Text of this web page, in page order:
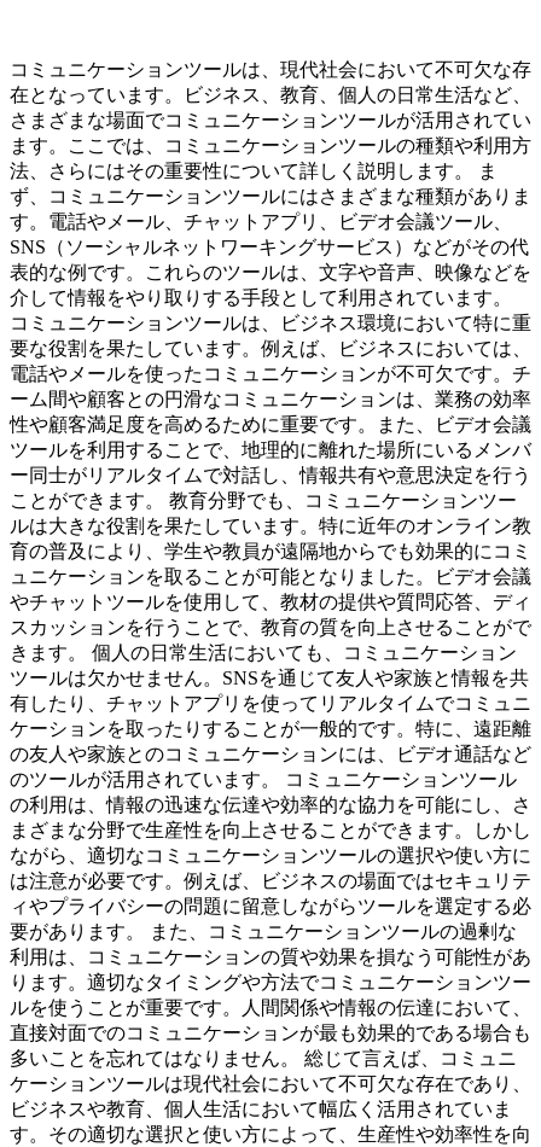
コミュニケーションツールは、現代社会において不可欠な存
在となっています。ビジネス、教育、個人の日常生活など、
さまざまな場面でコミュニケーションツールが活用されてい
ます。ここでは、コミュニケーションツールの種類や利用方
法、さらにはその重要性について詳しく説明します。 ま
ず、コミュニケーションツールにはさまざまな種類がありま
す。電話やメール、チャットアプリ、ビデオ会議ツール、
SNS（ソーシャルネットワーキングサービス）などがその代
表的な例です。これらのツールは、文字や音声、映像などを
介して情報をやり取りする手段として利用されています。
コミュニケーションツールは、ビジネス環境において特に重
要な役割を果たしています。例えば、ビジネスにおいては、
電話やメールを使ったコミュニケーションが不可欠です。チ
ーム間や顧客との円滑なコミュニケーションは、業務の効率
性や顧客満足度を高めるために重要です。また、ビデオ会議
ツールを利用することで、地理的に離れた場所にいるメンバ
ー同士がリアルタイムで対話し、情報共有や意思決定を行う
ことができます。 教育分野でも、コミュニケーションツー
ルは大きな役割を果たしています。特に近年のオンライン教
育の普及により、学生や教員が遠隔地からでも効果的にコミ
ュニケーションを取ることが可能となりました。ビデオ会議
やチャットツールを使用して、教材の提供や質問応答、ディ
スカッションを行うことで、教育の質を向上させることがで
きます。 個人の日常生活においても、コミュニケーション
ツールは欠かせません。SNSを通じて友人や家族と情報を共
有したり、チャットアプリを使ってリアルタイムでコミュニ
ケーションを取ったりすることが一般的です。特に、遠距離
の友人や家族とのコミュニケーションには、ビデオ通話など
のツールが活用されています。 コミュニケーションツール
の利用は、情報の迅速な伝達や効率的な協力を可能にし、さ
まざまな分野で生産性を向上させることができます。しかし
ながら、適切なコミュニケーションツールの選択や使い方に
は注意が必要です。例えば、ビジネスの場面ではセキュリテ
ィやプライバシーの問題に留意しながらツールを選定する必
要があります。 また、コミュニケーションツールの過剰な
利用は、コミュニケーションの質や効果を損なう可能性があ
ります。適切なタイミングや方法でコミュニケーションツー
ルを使うことが重要です。人間関係や情報の伝達において、
直接対面でのコミュニケーションが最も効果的である場合も
多いことを忘れてはなりません。 総じて言えば、コミュニ
ケーションツールは現代社会において不可欠な存在であり、
ビジネスや教育、個人生活において幅広く活用されていま
す。その適切な選択と使い方によって、生産性や効率性を向